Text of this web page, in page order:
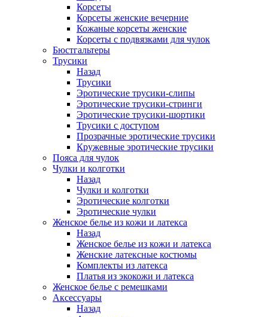
Корсеты
Корсеты женские вечерние
Кожаные корсеты женские
Корсеты с подвязками для чулок
Бюстгальтеры
Трусики
Назад
Трусики
Эротические трусики-слипы
Эротические трусики-стринги
Эротические трусики-шортики
Трусики с доступом
Прозрачные эротические трусики
Кружевные эротические трусики
Пояса для чулок
Чулки и колготки
Назад
Чулки и колготки
Эротические колготки
Эротические чулки
Женское белье из кожи и латекса
Назад
Женское белье из кожи и латекса
Женские латексные костюмы
Комплекты из латекса
Платья из экокожи и латекса
Женское белье с ремешками
Аксессуары
Назад